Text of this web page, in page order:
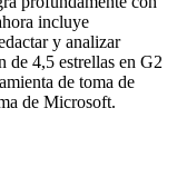
incluye
y analizar
de 4,5 estrellas en G2
de toma de
de Microsoft.